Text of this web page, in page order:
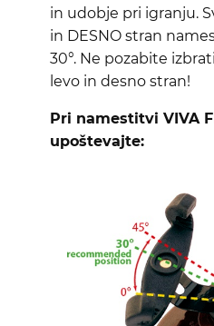
in udobje pri igranju.
in DESNO stran
30°. Ne pozabite
levo in desno stran!
Pri namestitvi VIVA
upoštevajte: